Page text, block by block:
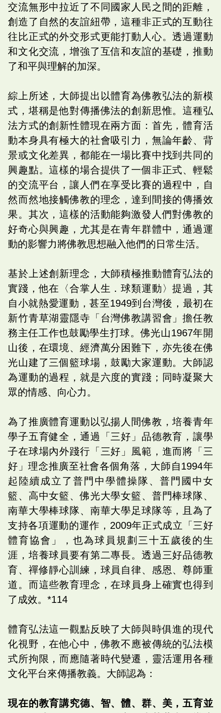
交流無形中拉近了不同國家人民之間的距離，
創造了自然的友誼紐帶，這種非正式的互動往
往比正式的外交形式更能打動人心。透過運動
和文化交流，增強了互信和友誼的基礎，推動
了和平與理解的加深。
綜上所述，大師提出以體育為佛教弘法的新模
式，堪稱是他對傳播佛法的創新思惟。這種弘
法方式的創新性體現在兩方面：首先，體育活
動本身具有極大的社會吸引力，無論年齡、背
景或文化差異，都能在一場比賽中找到共同的
興趣點。這樣的場合提供了一個非正式、輕鬆
的交流平台，讓人們在享受比賽的過程中，自
然而然地接觸佛教的理念，達到間接的傳播效
果。其次，這樣的活動能夠激發人們對佛教的
好奇心與興趣，尤其是在青年群體中，通過運
動的影響力將佛教思想融入他們的日常生活。
基於上述創新理念，大師積極推動體育弘法的
實踐，他在〈合掌人生．球類運動〉提過，其
自小就熱愛運動，甚至1949到台灣後，最初在
新竹青草湖靈隱寺「台灣佛教講習會」擔任教
務主任工作也鼓勵學生打球。佛光山1967年開
山後，在環境、經濟萬分困難下，亦先後在佛
光山建了三個籃球場，鼓勵大家運動。大師認
為運動的過程，就是六度的實踐；同時凝聚大
眾的情感、向心力。
為了推廣體育運動以弘揚人間佛教，培養青年
學子五育健全，通過「三好」品德教育，讓學
子在球場內外踐行「三好」風範，進而將「三
好」理念推廣至社會各個角落，大師自1994年
起陸續成立了普門中學體操隊、普門國中女
籃、高中女籃、佛光大學女籃、普門棒球隊、
南華大學棒球隊、南華大學足球隊等，且為了
支持各項運動的運作，2009年正式成立「三好
體育協會」，也為球員規劃三十五歲後的生
涯，培養球員要有第二專長。透過三好品德教
育、禪修靜心訓練，球員自律、感恩、尊師重
道。而這些教育理念，在球員身上確實也得到
了成效。*114
體育弘法這一觀點反映了大師與時俱進的現代
化視野，在他心中，佛教不應被傳統的弘法模
式所拘限，而應隨著時代變遷，靈活運用各種
文化平台來傳播教義。大師認為：
現在的教育講究德、智、體、群、美，五育並